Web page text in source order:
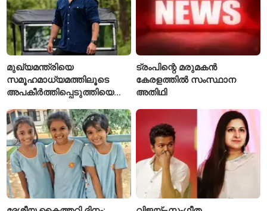
മുഖ്യമന്ത്രിയെ
സമൂഹമാധ്യമത്തിലൂടെ
അപകീർത്തിപ്പെടുത്തിയെന്ന്
ആയങ്കിക്കെതിരെ പുതിയ
കേസ്
ട്രംപിന്റെ മരുമകൻ
കേരളത്തിൽ സംസ്ഥാന
അതിഥി